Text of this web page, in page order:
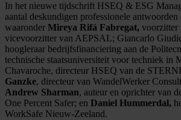
In het nieuwe tijdschrift HSEQ & ESG
aantal deskundigen professionele antwoorden
waaronder Mireya Rifá Fabregat, voorzitter
vicevoorzitter van AEPSAL; Giancarlo
hoogleraar bedrijfsfinanciering aan de
technische staatsuniversiteit voor techniek in
Chavaroche, directeur HSEQ van de
Ganzke, directeur van WandelWerker
Andrew Sharman, auteur en oprichter van
One Percent Safer; en Daniel Hummerdal,
WorkSafe Nieuw-Zeeland.